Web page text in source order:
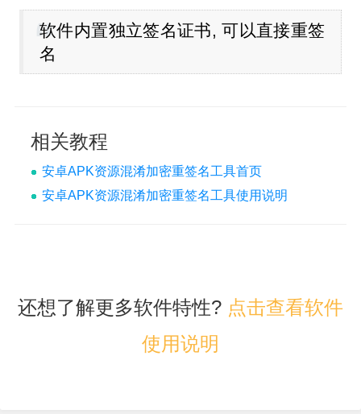
软件内置独立签名证书, 可以直接重签
名
相关教程
安卓APK资源混淆加密重签名工具首页
安卓APK资源混淆加密重签名工具使用说明
还想了解更多软件特性? 点击查看软件
使用说明